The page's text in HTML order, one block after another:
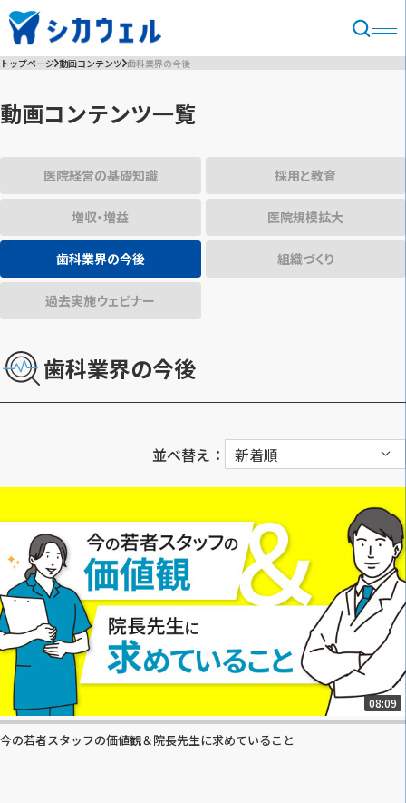
トップページ 動画コンテンツ 歯科業界の今後
動画コンテンツ一覧
医院経営の基礎知識 採用と教育
増収・増益 医院規模拡大
歯科業界の今後 組織づくり
過去実施ウェビナー
歯科業界の今後
並べ替え：
08:09
今の若者スタッフの価値観＆院長先生に求めていること